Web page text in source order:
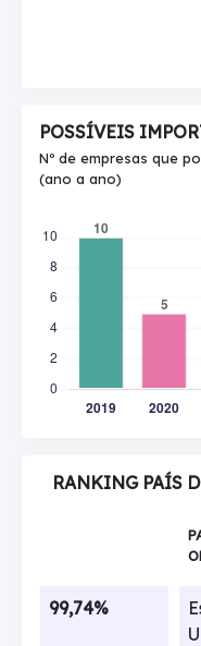
POSSÍVEIS
Nº de empresas que
(ano a ano)
RANKING PAÍS
99,74%